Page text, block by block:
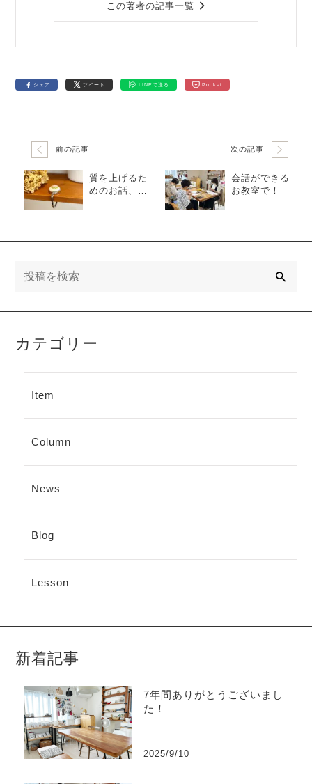
この著者の記事一覧
シェア ツイート LINEで送る Pocket
前の記事
質を上げるた
めのお話、レ
次の記事
会話ができる
お教室で！
カテゴリー
Item
Column
News
Blog
Lesson
新着記事
7年間ありがとうございまし
た！
2025/9/10